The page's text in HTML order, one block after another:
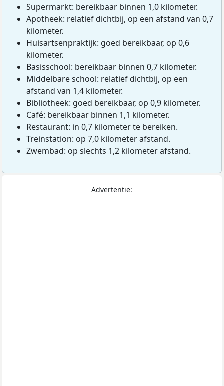
Supermarkt: bereikbaar binnen 1,0 kilometer.
Apotheek: relatief dichtbij, op een afstand van 0,7
kilometer.
Huisartsenpraktijk: goed bereikbaar, op 0,6
kilometer.
Basisschool: bereikbaar binnen 0,7 kilometer.
Middelbare school: relatief dichtbij, op een
afstand van 1,4 kilometer.
Bibliotheek: goed bereikbaar, op 0,9 kilometer.
Café: bereikbaar binnen 1,1 kilometer.
Restaurant: in 0,7 kilometer te bereiken.
Treinstation: op 7,0 kilometer afstand.
Zwembad: op slechts 1,2 kilometer afstand.
Advertentie: